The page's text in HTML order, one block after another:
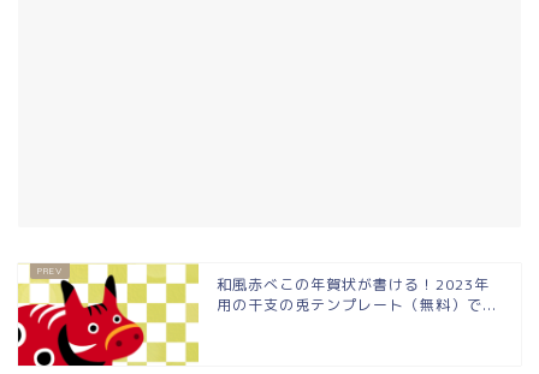
和風赤べこの年賀状が書ける！2023年
用の干支の兎テンプレート（無料）で...